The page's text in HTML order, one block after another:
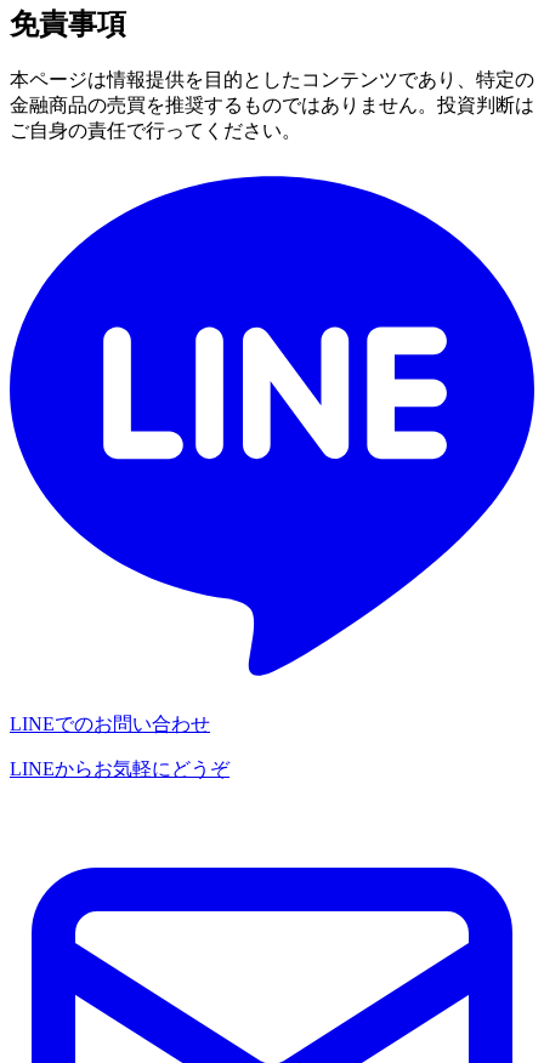
免責事項
本ページは情報提供を目的としたコンテンツであり、特定の
金融商品の売買を推奨するものではありません。投資判断は
ご自身の責任で行ってください。
LINEでのお問い合わせ
LINEからお気軽にどうぞ